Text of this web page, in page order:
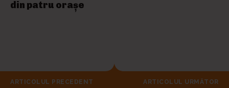
din patru orașe
ARTICOLUL PRECEDENT ARTICOLUL URMĂTOR